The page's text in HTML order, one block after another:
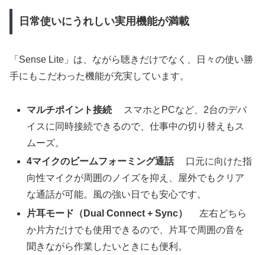
日常使いにうれしい実用機能が満載
「Sense Lite」は、ながら聴きだけでなく、日々の使い勝
手にもこだわった機能が充実しています。
マルチポイント接続 スマホとPCなど、2台のデバ
イスに同時接続できるので、仕事中の切り替えもス
ムーズ。
4マイクのビームフォーミング通話口元に向けた指
向性マイクが周囲のノイズを抑え、屋外でもクリア
な通話が可能。風の強い日でも安心です。
片耳モード（Dual Connect + Sync）
左右どちら
か片方だけでも使用できるので、片耳で周囲の音を
聞きながら作業したいときにも便利。